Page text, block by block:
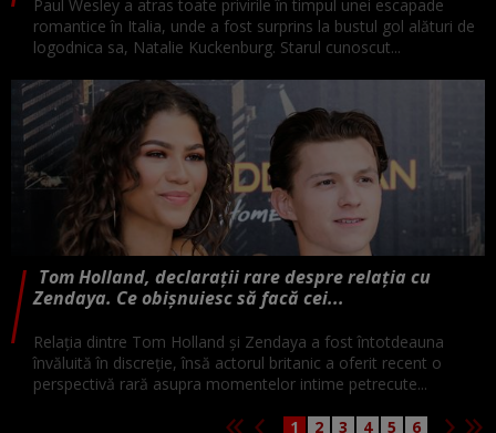
Paul Wesley a atras toate privirile în timpul unei escapade
romantice în Italia, unde a fost surprins la bustul gol alături de
logodnica sa, Natalie Kuckenburg. Starul cunoscut...
Tom Holland, declarații rare despre relația cu
Zendaya. Ce obișnuiesc să facă cei...
Relația dintre Tom Holland și Zendaya a fost întotdeauna
învăluită în discreție, însă actorul britanic a oferit recent o
perspectivă rară asupra momentelor intime petrecute...
1 2 3 4 5 6